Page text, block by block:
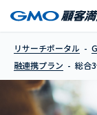
リサーチポータル
融連携プラン
総合